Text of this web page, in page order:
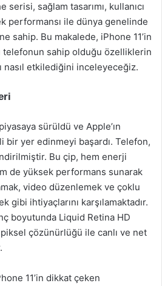
serisi, sağlam tasarımı, kullanıcı
performansı ile dünya genelinde
sahip. Bu makalede, iPhone 11’in
telefonun sahip olduğu özelliklerin
nasıl etkilediğini inceleyeceğiz.
sürüldü ve Apple’ın
yer edinmeyi başardı. Telefon,
Bu çip, hem enerji
de yüksek performans sunarak
video düzenlemek ve çoklu
ihtiyaçlarını karşılamaktadır.
boyutunda Liquid Retina HD
çözünürlüğü ile canlı ve net
11’in dikkat çeken